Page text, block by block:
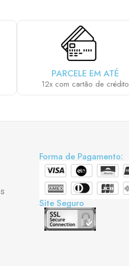
PARCELE EM ATÉ
12x com cartão de crédito
Forma de Pagamento:
Site Seguro